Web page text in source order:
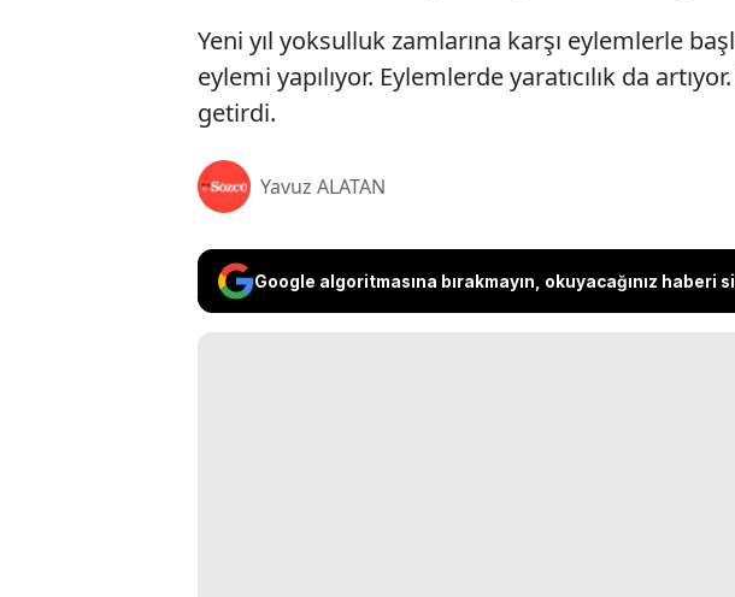
Yeni yıl yoksulluk zamlarına karşı eylemlerle
eylemi yapılıyor. Eylemlerde yaratıcılık da
getirdi.
Yavuz ALATAN
Google algoritmasına bırakmayın, okuyacağınız haberi